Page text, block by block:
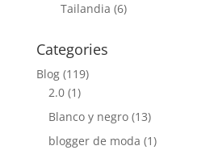
Tailandia (6)
Categories
Blog(119)
2.0(1)
Blanco y negro(13)
blogger de moda (1)